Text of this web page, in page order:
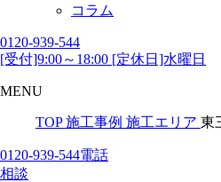
コラム
0120-939-544
[受付]9:00～18:00 [定休日]水曜日
MENU
TOP 施工事例 施工エリア 東
0120-939-544電話
相談